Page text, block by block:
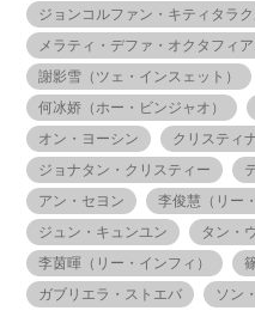
ジョンコルファン・キティタラ
メラティ・デファ・オクタフィ
謝影雪（ツェ・インスェット）
何冰娇（ホー・ビンジャオ）
オン・ヨーシン
クリスティ
ジョナタン・クリスティー
アン・セヨン
李俊慧（リー
ジュン・キュンユン
タン・
李茵暉（リー・インフィ）
ガブリエラ・ストエバ
ソン